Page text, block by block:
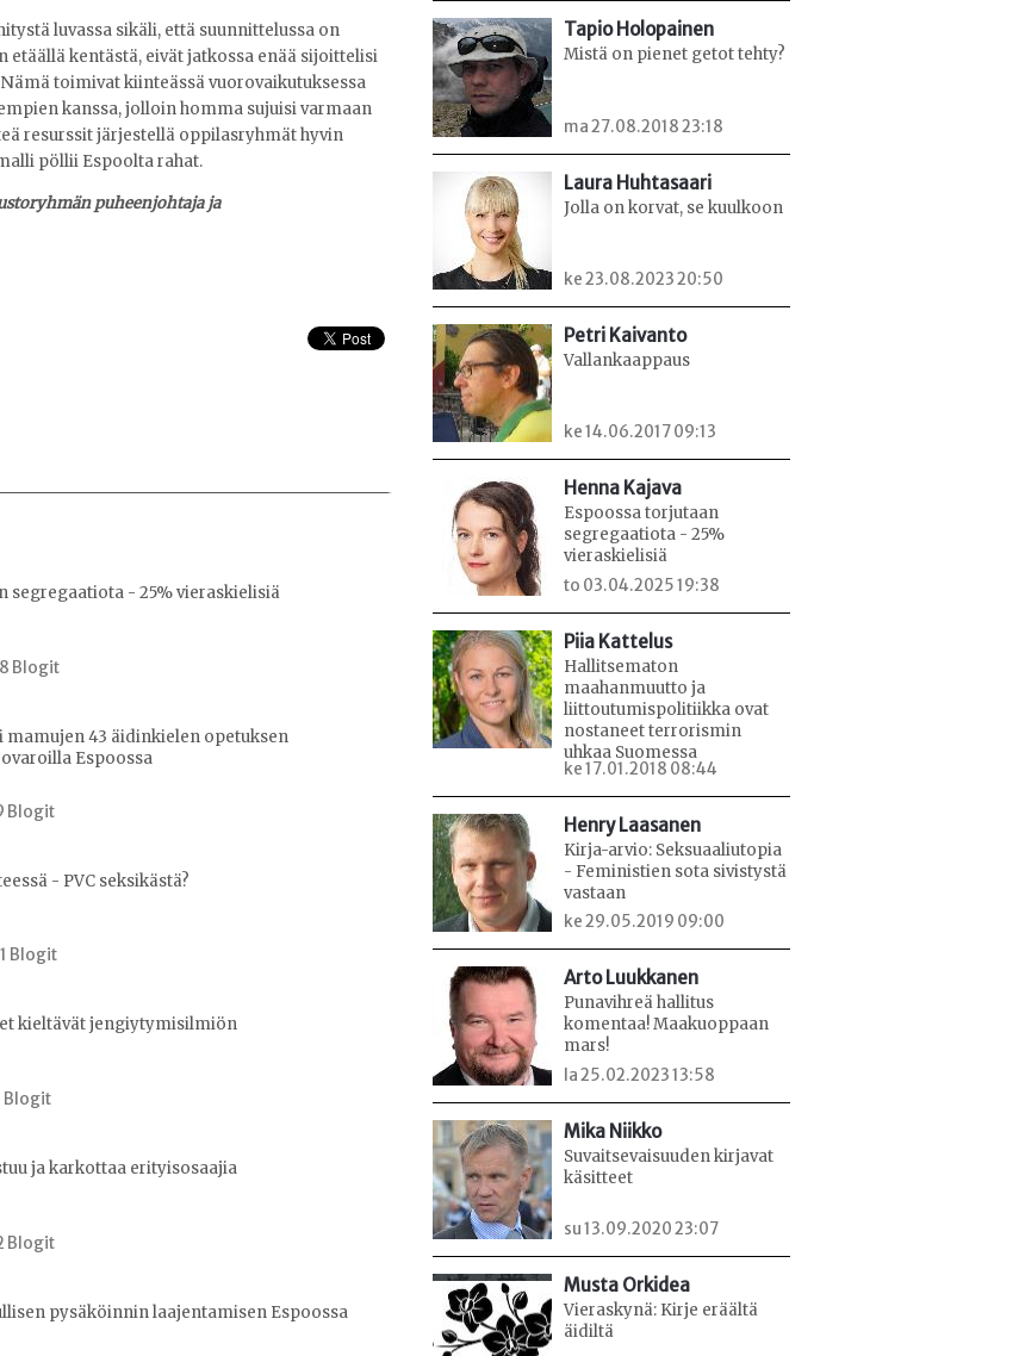
luvassa sikäli, että suunnittelussa on
etäällä kentästä, eivät jatkossa enää sijoittelisi
toimivat kiinteässä vuorovaikutuksessa
kanssa, jolloin homma sujuisi varmaan
resurssit järjestellä oppilasryhmät hyvin
pöllii Espoolta rahat.
puheenjohtaja ja
segregaatiota - 25% vieraskielisiä
Blogit
mamujen 43 äidinkielen opetuksen
Espoossa
Blogit
- PVC seksikästä?
Blogit
kieltävät jengiytymisilmiön
Blogit
ja karkottaa erityisosaajia
Blogit
pysäköinnin laajentamisen Espoossa
Tapio Holopainen
Mistä on pienet getot tehty?
ma 27.08.2018 23:18
Laura Huhtasaari
Jolla on korvat, se kuulkoon
ke 23.08.2023 20:50
Petri Kaivanto
Vallankaappaus
ke 14.06.2017 09:13
Henna Kajava
Espoossa torjutaan
segregaatiota - 25%
vieraskielisiä
to 03.04.2025 19:38
Piia Kattelus
Hallitsematon
maahanmuutto ja
liittoutumispolitiikka ovat
nostaneet terrorismin
uhkaa Suomessa
ke 17.01.2018 08:44
Henry Laasanen
Kirja-arvio: Seksuaaliutopia
- Feministien sota sivistystä
vastaan
ke 29.05.2019 09:00
Arto Luukkanen
Punavihreä hallitus
komentaa! Maakuoppaan
mars!
la 25.02.2023 13:58
Mika Niikko
Suvaitsevaisuuden kirjavat
käsitteet
su 13.09.2020 23:07
Musta Orkidea
Vieraskynä: Kirje eräältä
äidiltä